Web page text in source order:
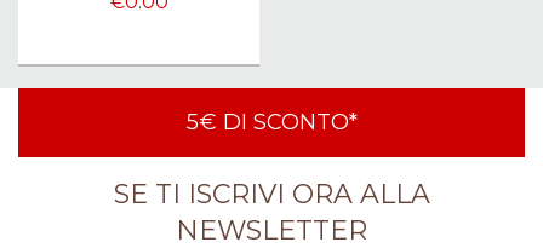
5€ DI SCONTO*
SE TI ISCRIVI ORA ALLA
NEWSLETTER